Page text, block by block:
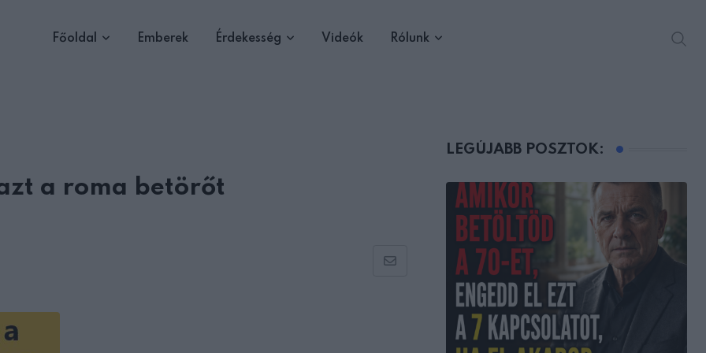
Főoldal Emberek Érdekesség Videók Rólunk
a roma betörőt
Share
LEGÚJABB POSZTOK: